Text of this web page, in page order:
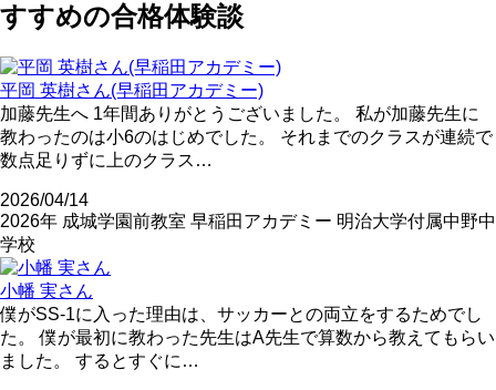
すすめの合格体験談
平岡 英樹さん(早稲田アカデミー)
加藤先生へ 1年間ありがとうございました。 私が加藤先生に
教わったのは小6のはじめでした。 それまでのクラスが連続で
数点足りずに上のクラス…
2026/04/14
2026年 成城学園前教室 早稲田アカデミー 明治大学付属中野中
学校
小幡 実さん
僕がSS-1に入った理由は、サッカーとの両立をするためでし
た。 僕が最初に教わった先生はA先生で算数から教えてもらい
ました。 するとすぐに…